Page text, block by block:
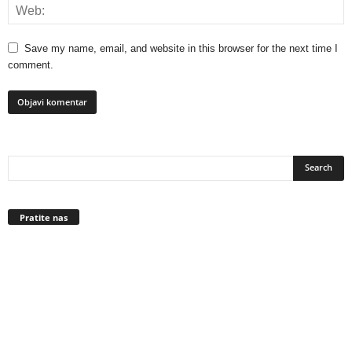
Save my name, email, and website in this browser for the next time I
comment.
Pratite nas